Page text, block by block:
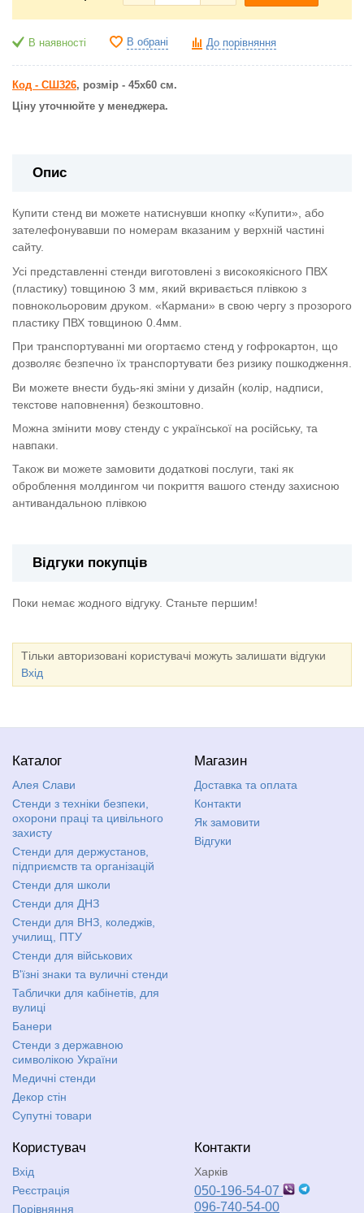
В наявності В обрані До порівняння
Код - СШ326, розмір - 45х60 см.
Ціну уточнюйте у менеджера.
Опис
Купити стенд ви можете натиснувши кнопку «Купити», або
зателефонувавши по номерам вказаним у верхній частині
сайту.
Усі представленні стенди виготовлені з високоякісного ПВХ
(пластику) товщиною 3 мм, який вкривається плівкою з
повнокольоровим друком. «Кармани» в свою чергу з прозорого
пластику ПВХ товщиною 0.4мм.
При транспортуванні ми огортаємо стенд у гофрокартон, що
дозволяє безпечно їх транспортувати без ризику пошкодження.
Ви можете внести будь-які зміни у дизайн (колір, надписи,
текстове наповнення) безкоштовно.
Можна змінити мову стенду с української на російську, та
навпаки.
Також ви можете замовити додаткові послуги, такі як
оброблення молдингом чи покриття вашого стенду захисною
антивандальною плівкою
Відгуки покупців
Поки немає жодного відгуку. Станьте першим!
Тільки авторизовані користувачі можуть залишати відгуки
Вхід
Каталог
Алея Слави
Стенди з техніки безпеки,
охорони праці та цивільного
захисту
Стенди для держустанов,
підприємств та організацій
Стенди для школи
Стенди для ДНЗ
Стенди для ВНЗ, коледжів,
училищ, ПТУ
Стенди для військових
В'їзні знаки та вуличні стенди
Таблички для кабінетів, для
вулиці
Банери
Стенди з державною
символікою України
Медичні стенди
Декор стін
Супутні товари
Магазин
Доставка та оплата
Контакти
Як замовити
Відгуки
Користувач
Вхід
Реєстрація
Порівняння
Контакти
Харків
050-196-54-07
096-740-54-00